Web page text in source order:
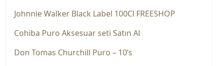
Johnnie Walker Black Label 100Cl FREESHOP
Cohiba Puro Aksesuar seti Satın Al
Don Tomas Churchill Puro – 10’s